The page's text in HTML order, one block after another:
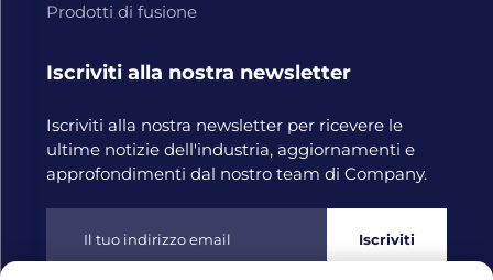
Prodotti di fusione
Iscriviti alla nostra newsletter
Iscriviti alla nostra newsletter per ricevere le
ultime notizie dell'industria, aggiornamenti e
approfondimenti dal nostro team di Company.
Iscriviti